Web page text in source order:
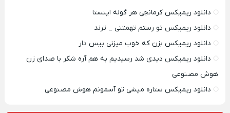
دانلود ریمیکس کرمانجی هر گوله اینستا
دانلود ریمیکس تو رستم تهمتنی _ ترند
دانلود ریمیکس بزن که خوب میزنی بیس دار
دانلود ریمیکس دیدی شد رسیدیم به هم آره شکر با صدای زن
هوش مصنوعی
دانلود ریمیکس ستاره میشی تو آسمونم هوش مصنوعی